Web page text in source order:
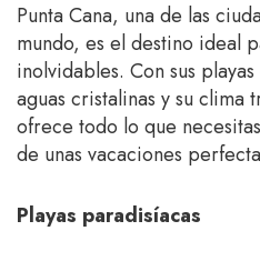
Punta Cana, una de las
mundo, es el destino ideal
inolvidables. Con sus
aguas cristalinas y su clima
ofrece todo lo que
de unas vacaciones
Playas paradisíacas